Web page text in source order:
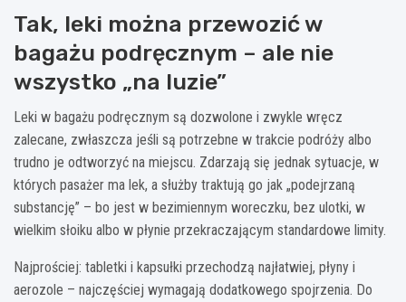
Tak, leki można przewozić w
bagażu podręcznym – ale nie
wszystko „na luzie”
Leki w bagażu podręcznym są dozwolone i zwykle wręcz
zalecane, zwłaszcza jeśli są potrzebne w trakcie podróży albo
trudno je odtworzyć na miejscu. Zdarzają się jednak sytuacje, w
których pasażer ma lek, a służby traktują go jak „podejrzaną
substancję” – bo jest w bezimiennym woreczku, bez ulotki, w
wielkim słoiku albo w płynie przekraczającym standardowe limity.
Najprościej: tabletki i kapsułki przechodzą najłatwiej, płyny i
aerozole – najczęściej wymagają dodatkowego spojrzenia. Do